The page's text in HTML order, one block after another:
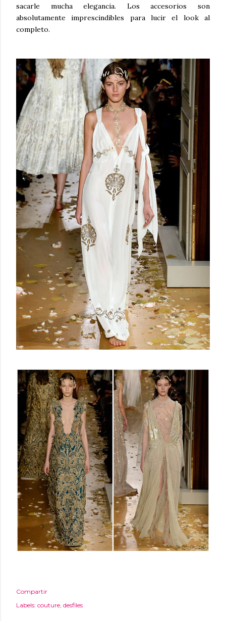
sacarle mucha elegancia. Los accesorios son
absolutamente imprescindibles para lucir el look al
completo.
Compartir
Labels: couture desfiles